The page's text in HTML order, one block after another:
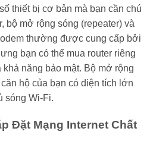
thiết bị cơ bản mà bạn cần chú
bộ mở rộng sóng (repeater) và
thường được cung cấp bởi
bạn có thể mua router riêng
năng bảo mật. Bộ mở rộng
hộ của bạn có diện tích lớn
sóng Wi-Fi.
Đặt Mạng Internet Chất